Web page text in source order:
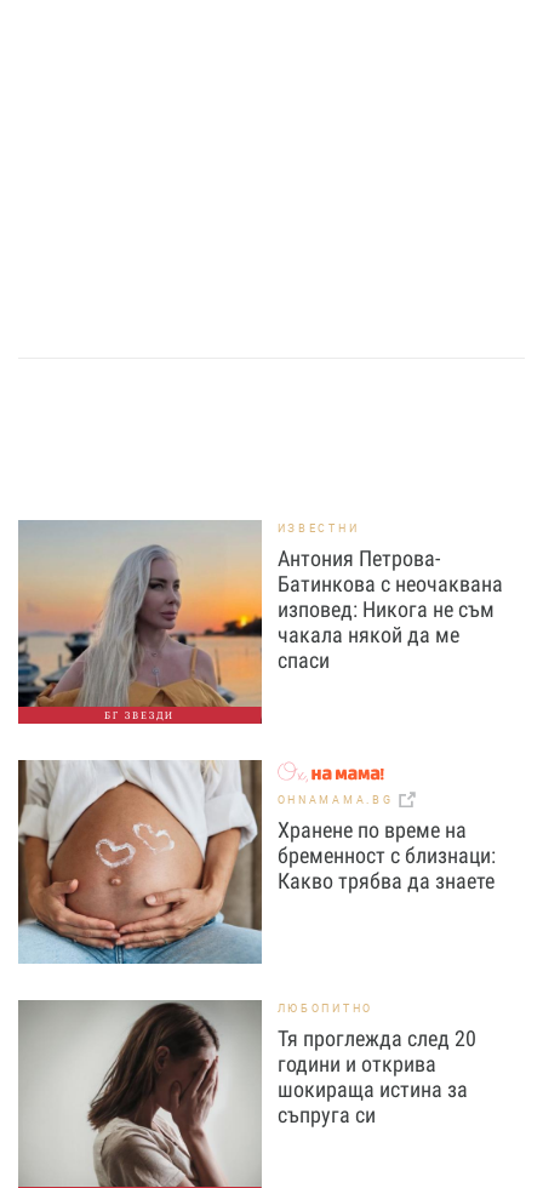
БГ ЗВЕЗДИ
ИЗВЕСТНИ
Антония Петрова-
Батинкова с неочаквана
изповед: Никога не съм
чакала някой да ме
спаси
OHNAMAMA.BG
Хранене по време на
бременност с близнаци:
Какво трябва да знаете
ЛЮБОПИТНО
Тя проглежда след 20
години и открива
шокираща истина за
съпруга си